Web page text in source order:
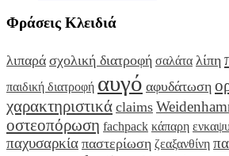
Φράσεις Κλειδιά
λιπαρά σχολική διατροφή σαλάτα λίπη
παιδική διατροφή αυγό αφυδάτωση
χαρακτηριστικά claims
οστεοπόρωση fachpack κάπαρη
παχυσαρκία παστερίωση ζεαξανθίνη